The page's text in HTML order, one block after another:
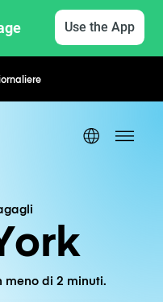
Use the App
Prenotazione flessibile
meno di 2 minuti.